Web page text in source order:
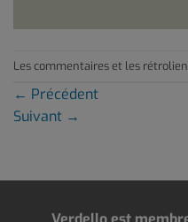
Les commentaires et les
← Précédent
Suivant →